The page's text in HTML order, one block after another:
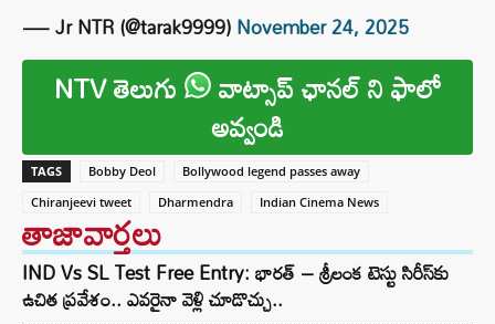
— Jr NTR (@tarak9999)November 24, 2025
NTV తెలుగు వాట్సాప్ ఛానల్ ని ఫాలో
అవ్వండి
TAGS Bobby Deol
Bollywood legend passes away
Chiranjeevi tweet
Dharmendra Indian Cinema News
తాజావార్తలు
IND Vs SL Test Free Entry: భారత్ – శ్రీలంక టెస్టు సిరీస్‌కు
ఉచిత ప్రవేశం.. ఎవరైనా వెళ్లి చూడొచ్చు..